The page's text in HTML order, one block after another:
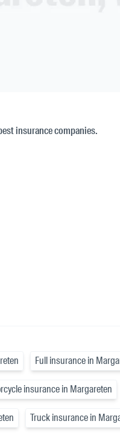
insurance companies.
Full insurance in
insurance in Margareten
Truck insurance in